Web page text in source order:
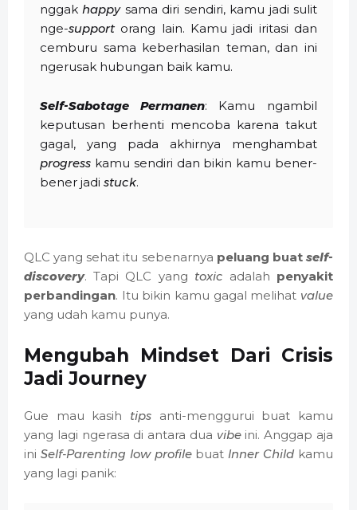
nggakhappysama diri sendiri, kamu jadi sulit
nge-supportorang lain. Kamu jadi iritasi dan
cemburu sama keberhasilan teman, dan ini
ngerusak hubungan baik kamu.
Self-Sabotage Permanen: Kamu ngambil
keputusan berhenti mencoba karena takut
gagal, yang pada akhirnya menghambat
progress kamu sendiri dan bikin kamu bener-
bener jadi stuck.
QLC yang sehat itu sebenarnya peluang buatself-
discovery. Tapi QLC yang toxic adalah penyakit
perbandingan. Itu bikin kamu gagal melihat value
yang udah kamu punya.
Mengubah Mindset Dari Crisis
Jadi Journey
Gue mau kasih tips anti-menggurui buat kamu
yang lagi ngerasa di antara dua vibeini. Anggap aja
ini Self-Parenting low profilebuatInner Child kamu
yang lagi panik: